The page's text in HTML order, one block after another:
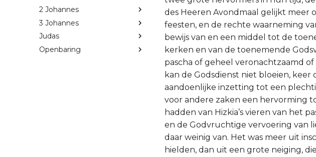
2 Johannes
3 Johannes
Judas
Openbaring
des Heeren Avondmaal gelijkt meer
feesten, en de rechte waarneming
bewijs van en een middel tot de
kerken en van de toenemende
pascha of geheel veronachtzaamd
kan de Godsdienst niet bloeien,
aandoenlijke inzetting tot een
voor andere zaken een hervorming
hadden van Hizkia’s vieren van het
en de Godvruchtige vervoering van
daar weinig van. Het was meer uit
hielden, dan uit een grote neiging,